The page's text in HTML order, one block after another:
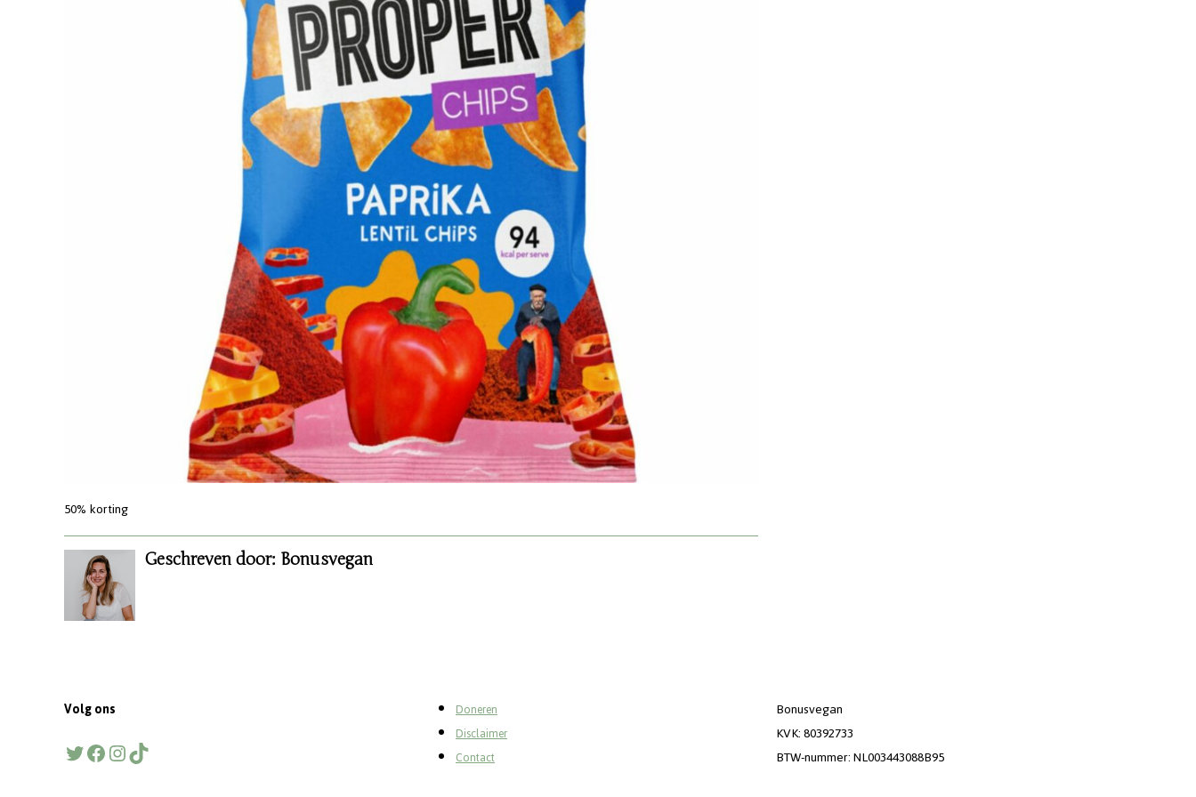
50% korting
Geschreven door: Bonusvegan
Volg ons
Twitter
Facebook
Instagram
TikTok
Doneren
Disclaimer
Contact
Bonusvegan
KVK: 80392733
BTW-nummer: NL003443088B95